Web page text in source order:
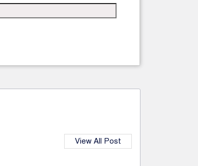
View All Post